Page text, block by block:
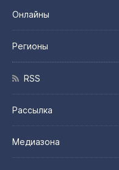
Онлайны
Регионы
RSS
Рассылка
Медиазона